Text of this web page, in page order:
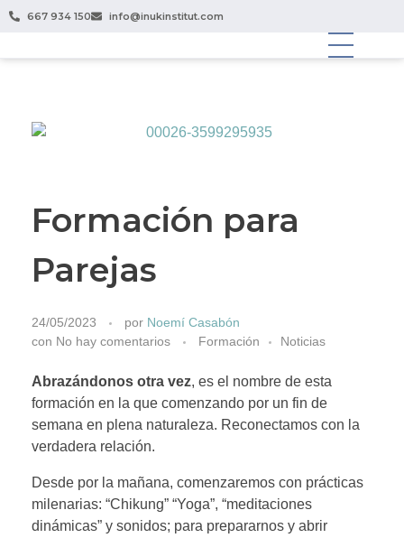
667 934 150 info@inukinstitut.com
Formación para
Parejas
24/05/2023 por Noemí Casabón
con No hay comentarios Formación Noticias
Abrazándonos otra vez, es el nombre de esta
formación en la que comenzando por un fin de
semana en plena naturaleza. Reconectamos con la
verdadera relación.
Desde por la mañana, comenzaremos con prácticas
milenarias: “Chikung” “Yoga”, “meditaciones
dinámicas” y sonidos; para prepararnos y abrir